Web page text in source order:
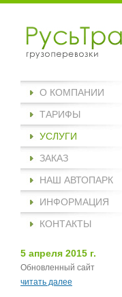
О КОМПАНИИ
ТАРИФЫ
УСЛУГИ
ЗАКАЗ
НАШ АВТОПАРК
ИНФОРМАЦИЯ
КОНТАКТЫ
5 апреля 2015 г.
Обновленный сайт
читать далее